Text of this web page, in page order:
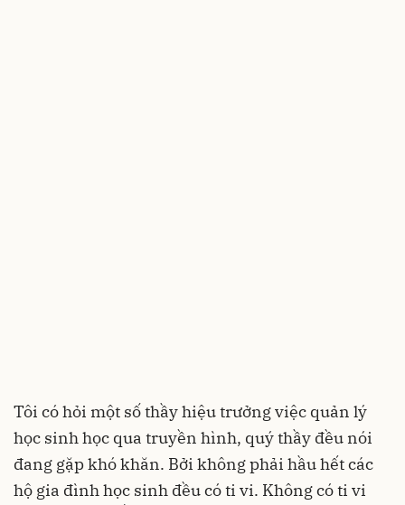
Tôi có hỏi một số thầy hiệu trưởng việc quản lý
học sinh học qua truyền hình, quý thầy đều nói
đang gặp khó khăn. Bởi không phải hầu hết các
hộ gia đình học sinh đều có ti vi. Không có ti vi